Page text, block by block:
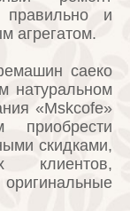
и
агрегатом.
саеко
натуральном
«Mskcofe»
приобрести
скидками,
клиентов,